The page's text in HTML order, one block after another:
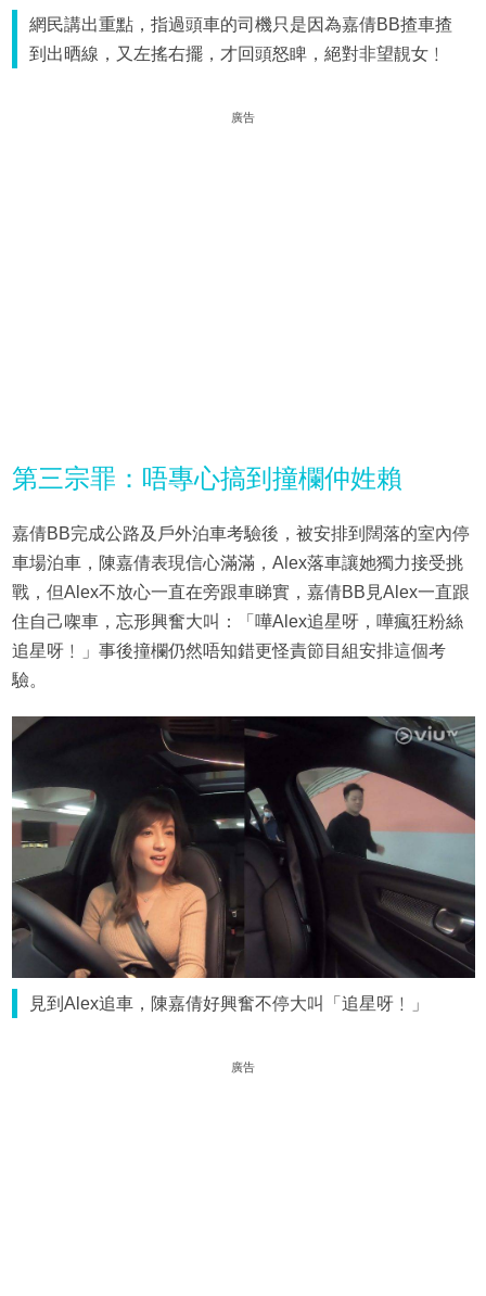
網民講出重點，指過頭車的司機只是因為嘉倩BB揸車揸
到出晒線，又左搖右擺，才回頭怒睥，絕對非望靚女﹗
廣告
第三宗罪：唔專心搞到撞欄仲姓賴
嘉倩BB完成公路及戶外泊車考驗後，被安排到闊落的室內停
車場泊車，陳嘉倩表現信心滿滿，Alex落車讓她獨力接受挑
戰，但Alex不放心一直在旁跟車睇實，嘉倩BB見Alex一直跟
住自己㗎車，忘形興奮大叫：「嘩Alex追星呀，嘩瘋狂粉絲
追星呀﹗」事後撞欄仍然唔知錯更怪責節目組安排這個考
驗。
見到Alex追車，陳嘉倩好興奮不停大叫「追星呀﹗」
廣告